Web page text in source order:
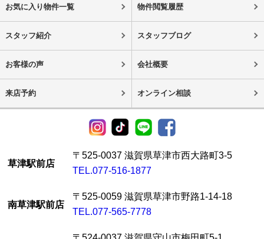
お気に入り物件一覧 物件閲覧履歴
スタッフ紹介 スタッフブログ
お客様の声 会社概要
来店予約 オンライン相談
草津駅前店
〒525-0037 滋賀県草津市西大路町3-5
TEL.077-516-1877
南草津駅前店
〒525-0059 滋賀県草津市野路1-14-18
TEL.077-565-7778